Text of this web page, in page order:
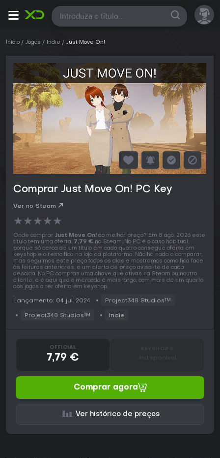
Todas
Início Jogos Indie Just Move On!
Comprar Just Move On! PC Key
Ver no Steam
★★★★★
Onde comprar Just Move On! ao melhor preço? Em 8 ago. 2026 este
título tem uma oferta, 7,79 € na Steam. No PC é o caso habitual,
porque só cerca de um título em cada quatro consegue oferta em
keyshop e o resto fica na loja da plataforma. Não há nada a comparar,
mas seguimos este preço todos os dias e mostramos como fica face
às leituras anteriores, e um alerta de preço avisa-te de cada
descida. No PC compras uma chave que ativas na Steam ou noutro
cliente, e é aqui que o mercado é mais largo, com mais de um quarto
dos jogos a ter oferta em keyshop.
Lançamento: 04 jul. 2024 Project348 Studios™
Project348 Studios™ Indie
OFFICIAL
7,79 € Indisponível
Comprar agora
Ver histórico de preços